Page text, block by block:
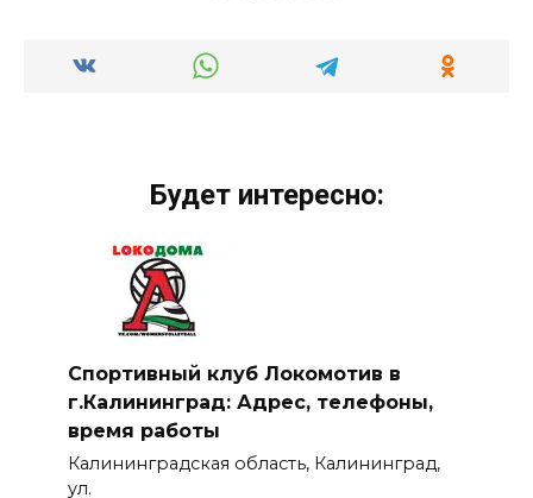
Будет интересно:
Спортивный клуб Локомотив в
г.Калининград: Адрес, телефоны,
время работы
Калининградская область, Калининград,
ул.